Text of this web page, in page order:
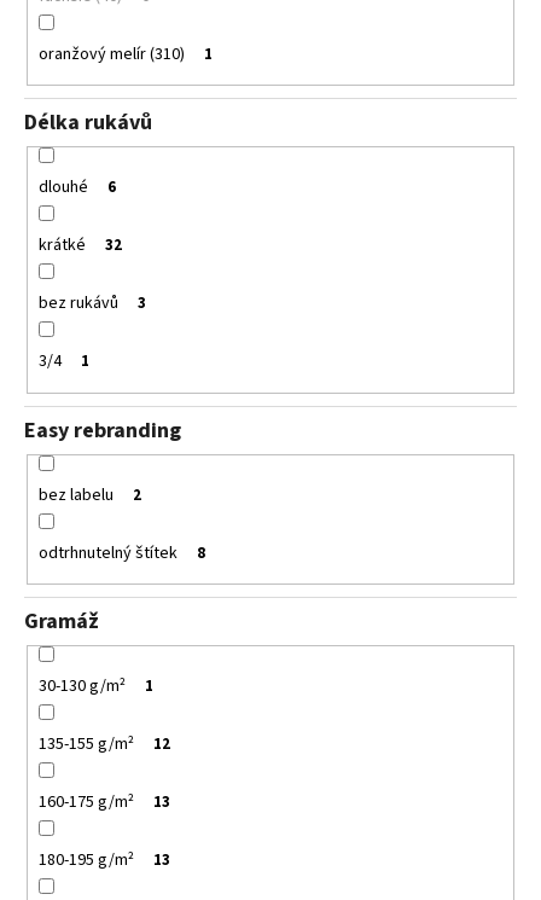
oranžový melír (310) 1
Délka rukávů
dlouhé 6
krátké 32
bez rukávů 3
3/4 1
Easy rebranding
bez labelu 2
odtrhnutelný štítek 8
Gramáž
30-130 g/m² 1
135-155 g/m² 12
160-175 g/m² 13
180-195 g/m² 13